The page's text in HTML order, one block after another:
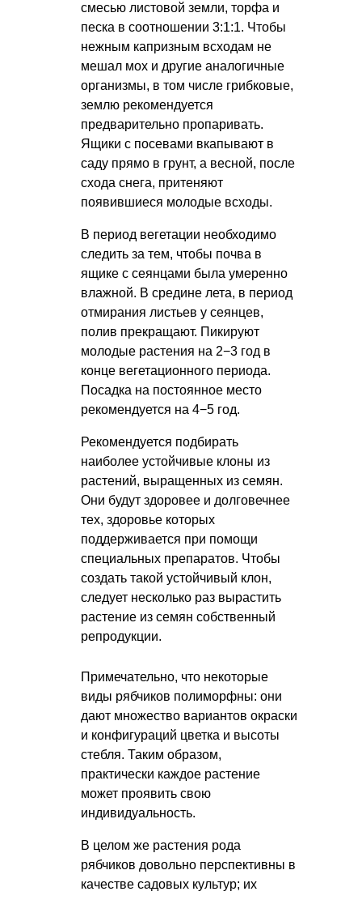
смесью листовой земли, торфа и
песка в соотношении 3:1:1. Чтобы
нежным капризным всходам не
мешал мох и другие аналогичные
организмы, в том числе грибковые,
землю рекомендуется
предварительно пропаривать.
Ящики с посевами вкапывают в
саду прямо в грунт, а весной, после
схода снега, притеняют
появившиеся молодые всходы.
В период вегетации необходимо
следить за тем, чтобы почва в
ящике с сеянцами была умеренно
влажной. В средине лета, в период
отмирания листьев у сеянцев,
полив прекращают. Пикируют
молодые растения на 2−3 год в
конце вегетационного периода.
Посадка на постоянное место
рекомендуется на 4−5 год.
Рекомендуется подбирать
наиболее устойчивые клоны из
растений, выращенных из семян.
Они будут здоровее и долговечнее
тех, здоровье которых
поддерживается при помощи
специальных препаратов. Чтобы
создать такой устойчивый клон,
следует несколько раз вырастить
растение из семян собственный
репродукции.
Примечательно, что некоторые
виды рябчиков полиморфны: они
дают множество вариантов окраски
и конфигураций цветка и высоты
стебля. Таким образом,
практически каждое растение
может проявить свою
индивидуальность.
В целом же растения рода
рябчиков довольно перспективны в
качестве садовых культур; их